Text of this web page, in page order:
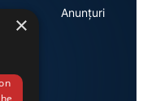
Anunțuri
×